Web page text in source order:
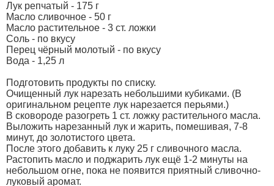
Лук репчатый - 175 г
Масло сливочное - 50 г
Масло растительное - 3 ст. ложки
Соль - по вкусу
Перец чёрный молотый - по вкусу
Вода - 1,25 л
Подготовить продукты по списку.
Очищенный лук нарезать небольшими кубиками. (В
оригинальном рецепте лук нарезается перьями.)
В сковороде разогреть 1 ст. ложку растительного масла.
Выложить нарезанный лук и жарить, помешивая, 7-8
минут, до золотистого цвета.
После этого добавить к луку 25 г сливочного масла.
Растопить масло и поджарить лук ещё 1-2 минуты на
небольшом огне, пока не появится приятный сливочно-
луковый аромат.